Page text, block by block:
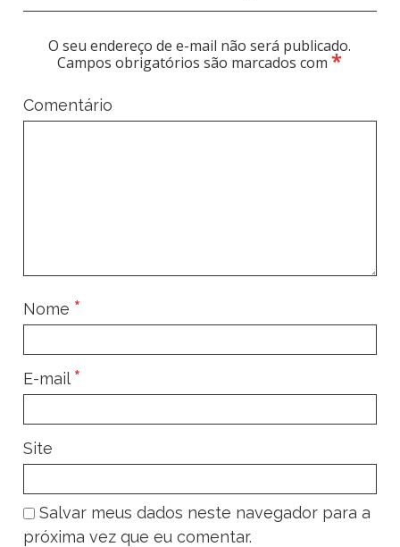
O seu endereço de e-mail não será publicado.
Campos obrigatórios são marcados com*
Comentário
Nome *
E-mail *
Site
Salvar meus dados neste navegador para a
próxima vez que eu comentar.